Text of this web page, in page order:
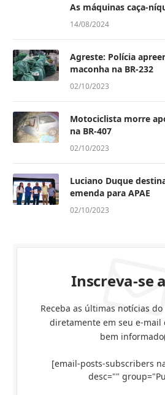
As máquinas caça-
14/08/2024
Agreste: Polícia
maconha na BR-232
02/10/2023
Motociclista morre
na BR-407
02/10/2023
Luciano Duque
emenda para APAE
02/10/2023
Inscreva-se
Receba as últimas notícias
diretamente em seu e-mail
bem
[email-posts-subscribers
desc=""